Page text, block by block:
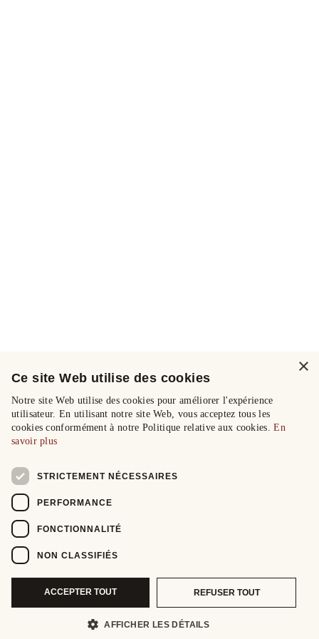
×
Ce site Web utilise des cookies
Notre site Web utilise des cookies pour améliorer l'expérience
utilisateur. En utilisant notre site Web, vous acceptez tous les
cookies conformément à notre Politique relative aux cookies.En
savoir plus
STRICTEMENT NÉCESSAIRES
PERFORMANCE
FONCTIONNALITÉ
NON CLASSIFIÉS
ACCEPTER TOUT REFUSER TOUT
AFFICHER LES DÉTAILS